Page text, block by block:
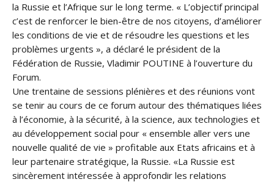
la Russie et l’Afrique sur le long terme. « L’objectif principal
c’est de renforcer le bien-être de nos citoyens, d’améliorer
les conditions de vie et de résoudre les questions et les
problèmes urgents », a déclaré le président de la
Fédération de Russie, Vladimir POUTINE à l’ouverture du
Forum.
Une trentaine de sessions plénières et des réunions vont
se tenir au cours de ce forum autour des thématiques liées
à l’économie, à la sécurité, à la science, aux technologies et
au développement social pour « ensemble aller vers une
nouvelle qualité de vie » profitable aux Etats africains et à
leur partenaire stratégique, la Russie. «La Russie est
sincèrement intéressée à approfondir les relations